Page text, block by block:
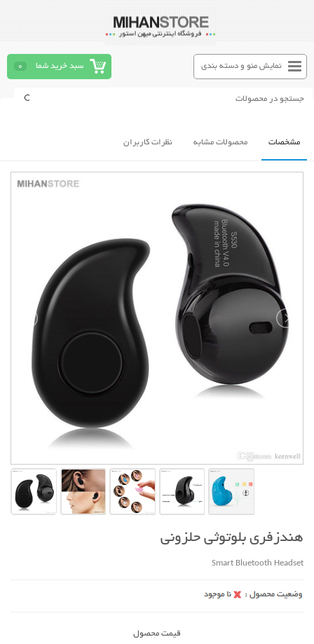
سبد خرید شما 0 نمایش منو و دسته بندی
مشخصات محصولات مشابه نظرات کاربران
هندزفری بلوتوثی حلزونی
Smart Bluetooth Headset
قیمت محصول